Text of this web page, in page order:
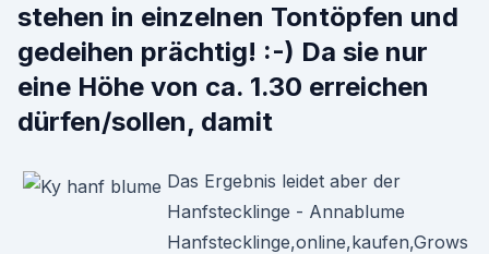
stehen in einzelnen Tontöpfen und
gedeihen prächtig! :-) Da sie nur
eine Höhe von ca. 1.30 erreichen
dürfen/sollen, damit
Das Ergebnis leidet aber der
Hanfstecklinge - Annablume
Hanfstecklinge,online,kaufen,Grows